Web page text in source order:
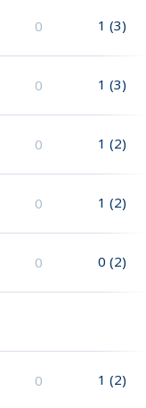
0 1 (3)
0 1 (3)
0 1 (2)
0 1 (2)
0 0 (2)
0 1 (2)